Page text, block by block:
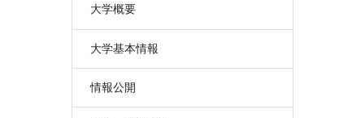
大学概要
大学基本情報
情報公開